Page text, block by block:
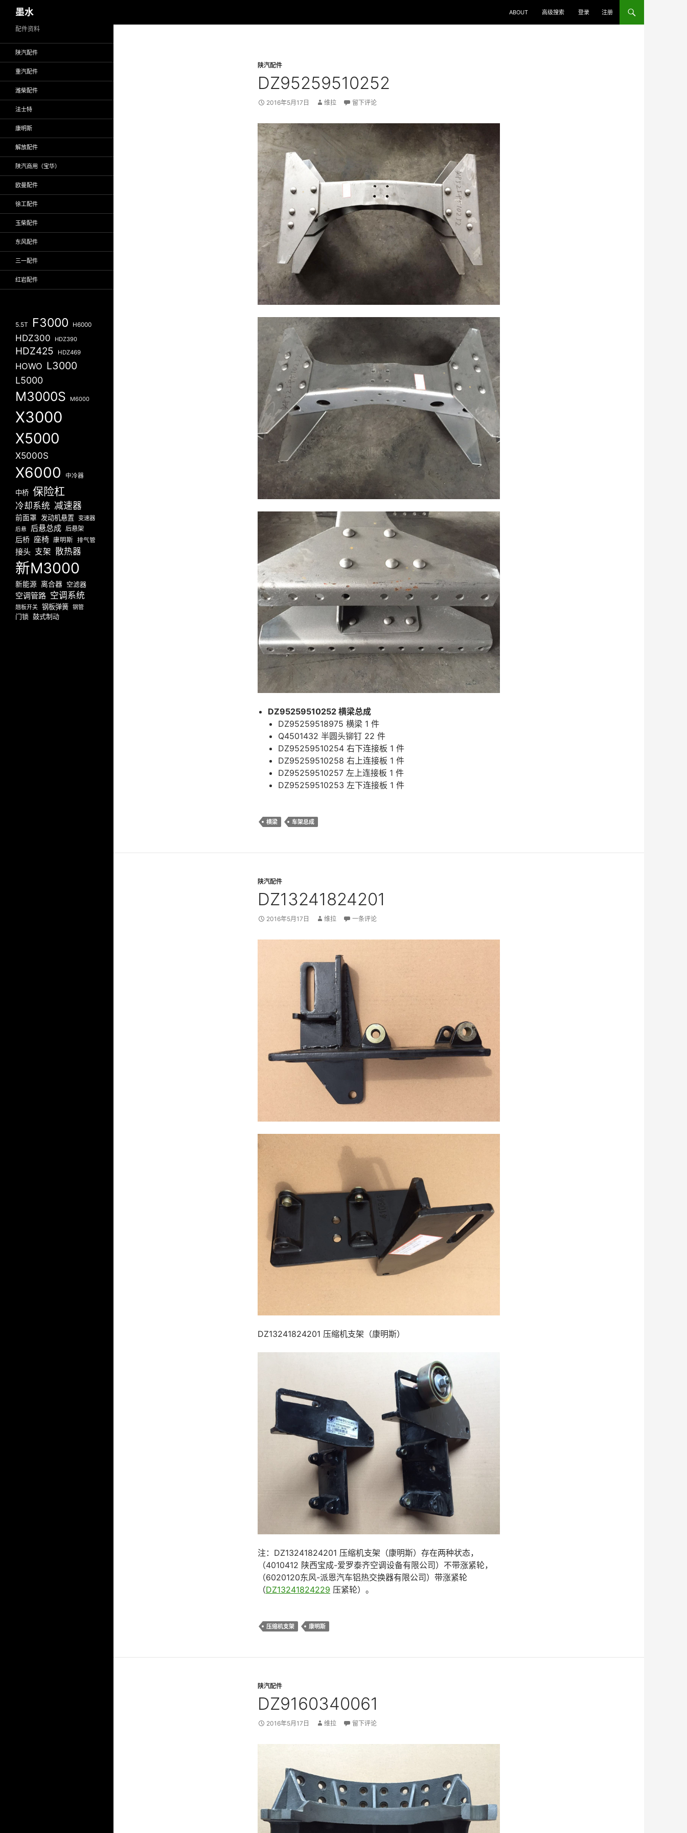
至
墨水 ABOUT 高级搜索 登录 注册
陕汽配件
DZ95259510252
2016年5月17日 维拉 留下评论
DZ95259510252 横梁总成
DZ95259518975 横梁 1 件
Q4501432 半圆头铆钉 22 件
DZ95259510254 右下连接板 1 件
DZ95259510258 右上连接板 1 件
DZ95259510257 左上连接板 1 件
DZ95259510253 左下连接板 1 件
横梁 车架总成
陕汽配件
DZ13241824201
2016年5月17日 维拉 一条评论
DZ13241824201 压缩机支架（康明斯）
注：DZ13241824201 压缩机支架（康明斯）存在两种状态，
（4010412 陕西宝成-爱罗泰齐空调设备有限公司）不带涨紧轮，
（6020120东风-派恩汽车铝热交换器有限公司）带涨紧轮
（DZ13241824229 压紧轮）。
压缩机支架 康明斯
陕汽配件
DZ9160340061
2016年5月17日 维拉 留下评论
配件资料
陕汽配件
重汽配件
潍柴配件
法士特
康明斯
解放配件
陕汽商用（宝华）
欧曼配件
徐工配件
玉柴配件
东风配件
三一配件
红岩配件
5.5T F3000 H6000
HDZ300 HDZ390
HDZ425 HDZ469
HOWO L3000
L5000
M3000S M6000
X3000
X5000
X5000S
X6000 中冷器
中桥 保险杠
冷却系统 减速器
前面罩 发动机悬置 变速器
后悬 后悬总成 后悬架
后桥 座椅 康明斯 排气管
接头 支架 散热器
新M3000
新能源 离合器 空滤器
空调管路 空调系统
翘板开关 钢板弹簧 钢管
门锁 鼓式制动